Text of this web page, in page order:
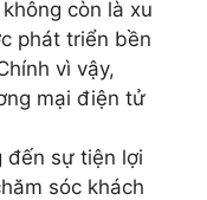
còn là xu
phát triển bền
vì vậy,
mại điện tử
đến sự tiện lợi
sóc khách